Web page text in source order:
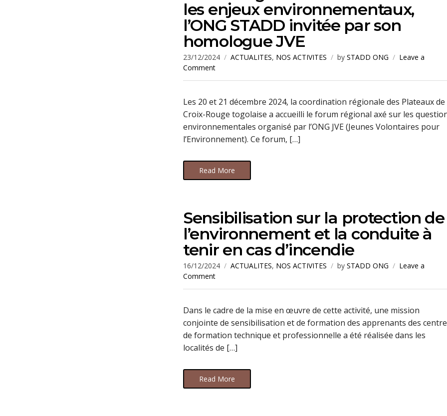
les enjeux environnementaux,
l’ONG STADD invitée par son
homologue JVE
23/12/2024 ACTUALITES, NOS ACTIVITES by STADD ONG
Leave a
Comment
Les 20 et 21 décembre 2024, la coordination régionale des Plateaux de
Croix-Rouge togolaise a accueilli le forum régional axé sur les
environnementales organisé par l’ONG JVE (Jeunes Volontaires pour
l’Environnement). Ce forum, […]
Read More
Sensibilisation sur la protection de
l’environnement et la conduite à
tenir en cas d’incendie
16/12/2024 ACTUALITES, NOS ACTIVITES by STADD ONG
Leave a
Comment
Dans le cadre de la mise en œuvre de cette activité, une mission
conjointe de sensibilisation et de formation des apprenants des
de formation technique et professionnelle a été réalisée dans les
localités de […]
Read More